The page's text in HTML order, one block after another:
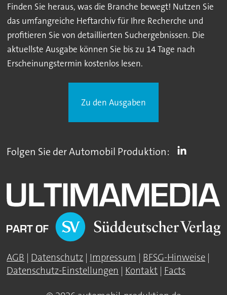
Finden Sie heraus, was die Branche bewegt! Nutzen Sie
das umfangreiche Heftarchiv für Ihre Recherche und
profitieren Sie von detaillierten Suchergebnissen. Die
aktuellste Ausgabe können Sie bis zu 14 Tage nach
Erscheinungstermin kostenlos lesen.
Zu den Ausgaben
Folgen Sie der Automobil Produktion:
AGB | Datenschutz | Impressum | BFSG-Hinweise |
Datenschutz-Einstellungen | Kontakt | Facts